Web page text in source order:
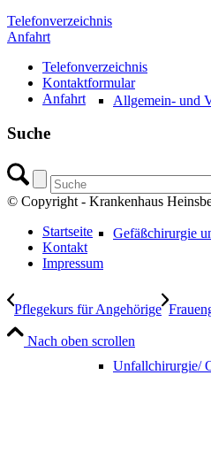
Allgemein- und
Gefäßchirurgie
Unfallchirurgie/
Telefonverzeichnis
Anfahrt
Telefonverzeichnis
Kontaktformular
Anfahrt
Suche
© Copyright - Krankenhaus
Startseite
Kontakt
Impressum
Pflegekurs für Angehörige
Nach oben scrollen